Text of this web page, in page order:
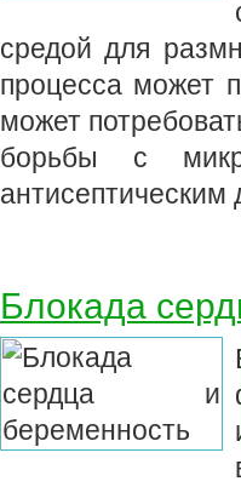
средой для
процесса может
может
борьбы с
Блокада